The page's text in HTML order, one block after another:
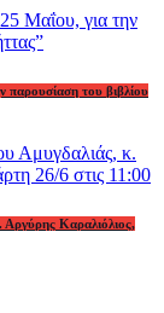
του βιβλίου
Αργύρης Καραλιόλιος,